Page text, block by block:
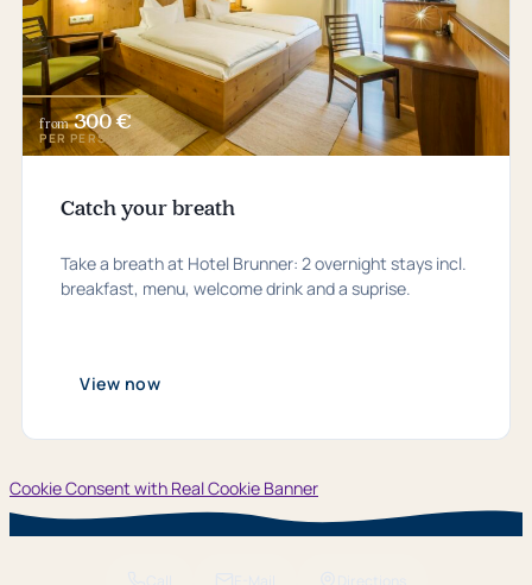
from 300 €
PER PERSON
Catch your breath
Take a breath at Hotel Brunner: 2 overnight stays incl.
breakfast, menu, welcome drink and a suprise.
View now
Cookie Consent with Real Cookie Banner